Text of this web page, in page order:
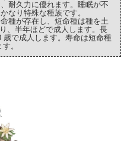
耐久力に優れます。睡眠が不
なり特殊な種族です。
種が存在し、短命種は種を土
、半年ほどで成人します。長
で成人します。寿命は短命種
。